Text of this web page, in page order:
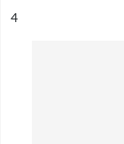
n°
4